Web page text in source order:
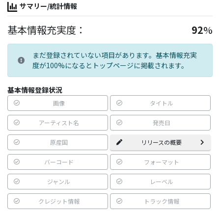
サマリー/統計情報
基本情報充実度： 92%
まだ登録されていない項目があります。基本情報充実
度が100%になるとトップページに掲載されます。
基本情報登録状況
画像 タイトル
アーティスト名 発売日
原産国 リリースの概要
バーコード フォーマット
ジャンル レーベル
クレジット情報 トラック情報